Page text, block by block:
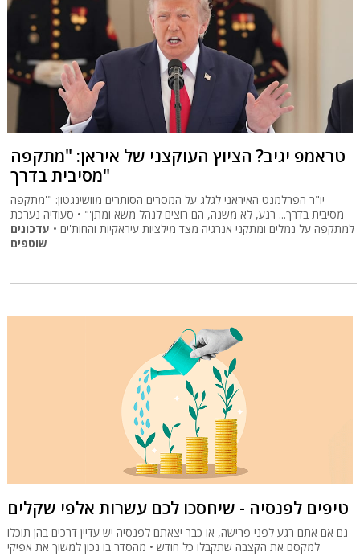
טראמפ יגיב? הציוץ העוקצני של איראן: "מתקפה
מסיבית בדרך"
יו"ר הפרלמנט האיראני לגלג על המסרים הסותרים מוושינגטון: "'מתקפה
מסיבית בדרך... רגע, לא משנה, הם רוצים לנהל משא ומתן'" • סעודיה נערכת
למתקפה על נמלים ומתקני אנרגיה מצד מילציות עיראקיות והחות'ים • עדכונים
שוטפים
טיפים לפנסיה - שיחסכו לכם עשרות אלפי שקלים
גם אם אתם רגע לפני פרישה, או כבר יצאתם לפנסיה יש עדיין דרכים בהן תוכלו
למקסם את הקצבה שתקבלו כל חודש • מהסדר בו נכון למשוך את אפיקי